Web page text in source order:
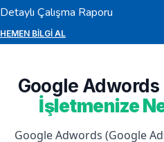
Detaylı Çalışma Raporu
HEMEN BILGI AL
Google Adwords
İşletmenize
Google Adwords (Google